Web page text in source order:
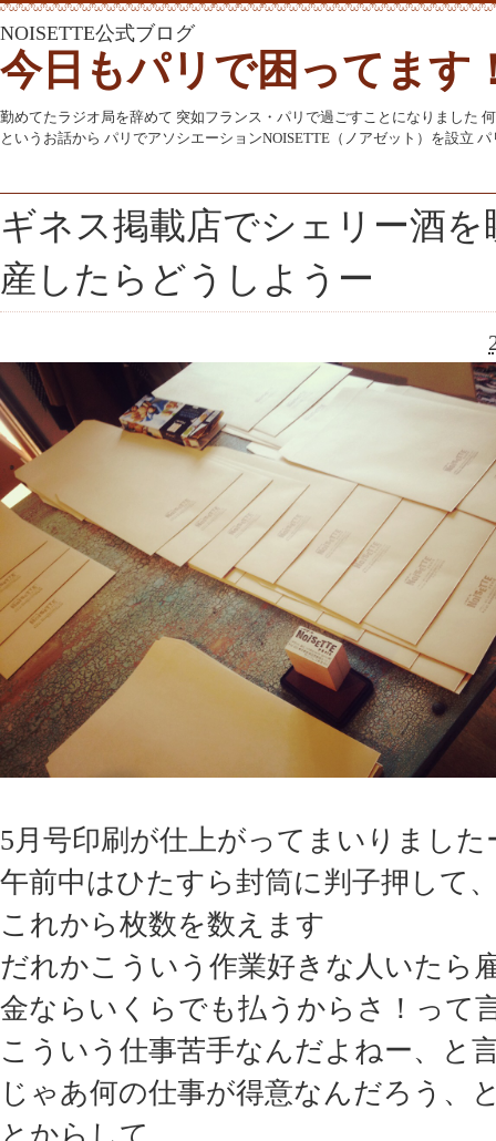
NOISETTE公式ブログ
今日もパリで困ってます
勤めてたラジオ局を辞めて 突如フランス・パリで過ごすことになりました
というお話から パリでアソシエーションNOISETTE（ノアゼット）を設立
ギネス掲載店でシェリー酒
産したらどうしようー
5月号印刷が仕上がってまいりました
午前中はひたすら封筒に判子押して
これから枚数を数えます
だれかこういう作業好きな人いたら
金ならいくらでも払うからさ！って
こういう仕事苦手なんだよねー、と
じゃあ何の仕事が得意なんだろう、